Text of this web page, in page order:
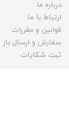
درباره ما
ارتباط با ما
قوانین و مقررات
سفارش و ارسال بار
ثبت شکایات